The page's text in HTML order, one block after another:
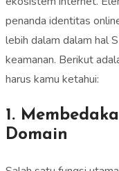
penanda identitas
lebih dalam dalam hal
keamanan. Berikut
harus kamu ketahui:
1.
Domain